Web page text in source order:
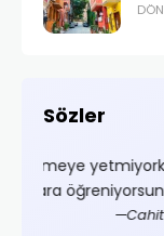
Sözler
hikaye